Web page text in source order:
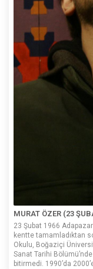
MURAT ÖZER (23
23 Şubat 1966
kentte tamamladıktan
Okulu, Boğaziçi
Sanat Tarihi
bitirmedi. 1990’da